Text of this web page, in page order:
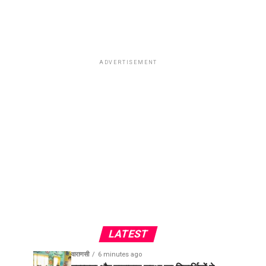
ADVERTISEMENT
LATEST
वाराणसी 6 minutes ago